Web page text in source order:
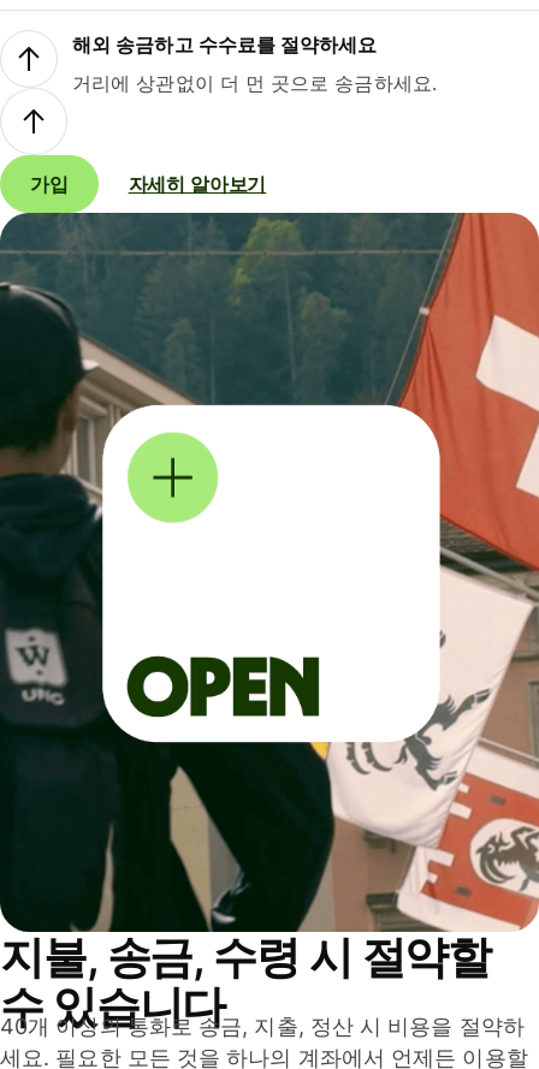
해외 송금하고 수수료를 절약하세요
거리에 상관없이 더 먼 곳으로 송금하세요.
가입 자세히 알아보기
지불, 송금, 수령 시 절약할
수 있습니다
40개 이상의 통화로 송금, 지출, 정산 시 비용을 절약하
세요. 필요한 모든 것을 하나의 계좌에서 언제든 이용할